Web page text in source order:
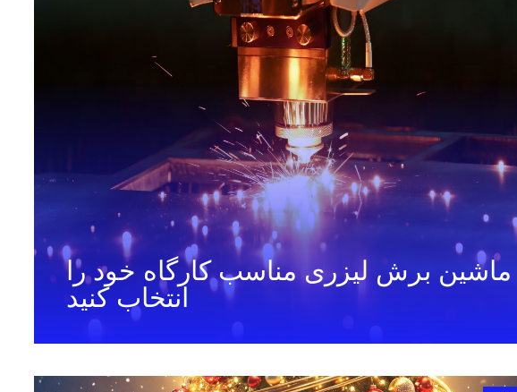
ماشین برش لیزری مناسب کارگاه خود را
انتخاب کنید